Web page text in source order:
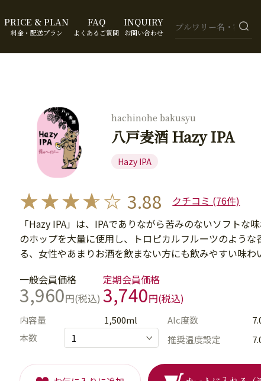
PRICE & PLAN
料金・配送プラン
FAQ
よくあるご質問
INQUIRY
お問い合わせ
hachinohe bakusyu
八戸麦酒 Hazy IPA
Hazy IPA
3.88
クチコミ (76件)
「Hazy IPA」は、IPAでありながら苦みのないソフトな
のホップを大量に使用し、トロピカルフルーツのような
る、女性やあまりお酒を飲まない方にも飲みやすい味わ
一般会員価格
3,960円(税込)
定期会員価格
3,740円(税込)
内容量 1,500ml Alc度数
本数
推奨温度設定